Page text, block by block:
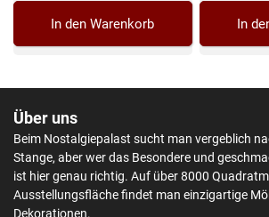
In den Warenkorb In
Über uns
Beim Nostalgiepalast sucht man vergeblich
Stange, aber wer das Besondere und
ist hier genau richtig. Auf über 8000
Ausstellungsfläche findet man einzigartige
Dekorationen.